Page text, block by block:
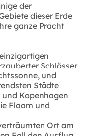
der
dieser Erde
ganze Pracht
Schlösser
und
Städte
und Kopenhagen
Flaam und
Ort am